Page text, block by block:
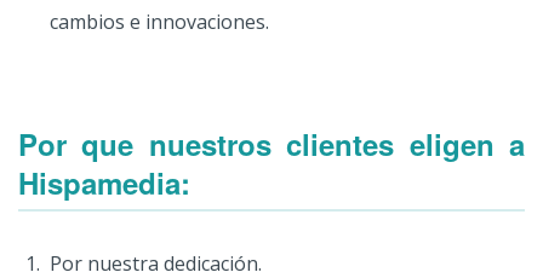
cambios e innovaciones.
Por que nuestros clientes eligen a
Hispamedia:
Por nuestra dedicación.